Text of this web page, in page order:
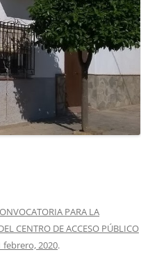
PARA LA
CENTRO DE ACCESO PÚBLICO
febrero, 2020.